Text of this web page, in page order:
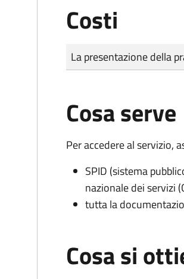
Costi
Tipo di pagamento
Importo
La presentazione della
Cosa serve
Per accedere al servizio,
SPID (sistema
nazionale dei servizi
tutta la
Cosa si